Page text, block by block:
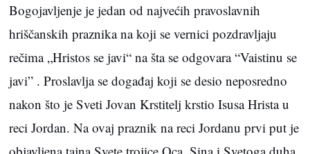
Bogojavljenje je jedan od najvećih pravoslavnih
hriščanskih praznika na koji se vernici pozdravljaju
rečima „Hristos se javi“ na šta se odgovara “Vaistinu se
javi” . Proslavlja se događaj koji se desio neposredno
nakon što je Sveti Jovan Krstitelj krstio Isusa Hrista u
reci Jordan. Na ovaj praznik na reci Jordanu prvi put je